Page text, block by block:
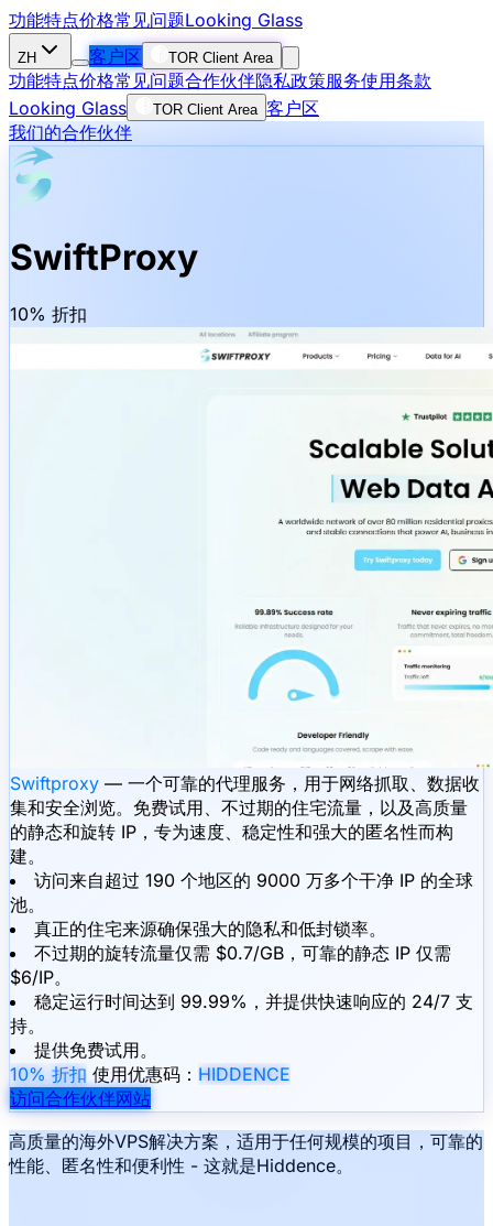
功能特点价格常见问题Looking Glass
ZH 客户区 TOR Client Area
功能特点价格常见问题合作伙伴隐私政策服务使用条款
Looking Glass
TOR Client Area 客户区
我们的合作伙伴
SwiftProxy
10% 折扣
Swiftproxy — 一个可靠的代理服务，用于网络抓取、数据收
集和安全浏览。免费试用、不过期的住宅流量，以及高质量
的静态和旋转 IP，专为速度、稳定性和强大的匿名性而构
建。
访问来自超过 190 个地区的 9000 万多个干净 IP 的全球
池。
真正的住宅来源确保强大的隐私和低封锁率。
不过期的旋转流量仅需 $0.7/GB，可靠的静态 IP 仅需
$6/IP。
稳定运行时间达到 99.99%，并提供快速响应的 24/7 支
持。
提供免费试用。
10% 折扣 使用优惠码： HIDDENCE
访问合作伙伴网站
高质量的海外VPS解决方案，适用于任何规模的项目，可靠的
性能、匿名性和便利性 - 这就是Hiddence。